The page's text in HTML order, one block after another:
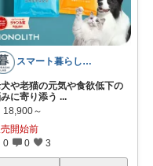
スマート暮らしラボ
や老猫の元気や食欲低下の
に寄り添う ...
18,900～
開始前
0 0 3